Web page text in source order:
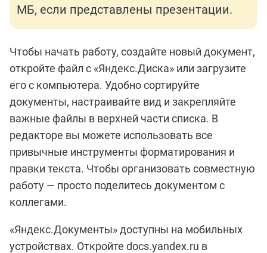
МБ, если представлены презентации.
Чтобы начать работу, создайте новый документ,
откройте файл с «Яндекс.Диска» или загрузите
его с компьютера. Удобно сортируйте
документы, настраивайте вид и закрепляйте
важные файлы в верхней части списка. В
редакторе вы можете использовать все
привычные инструменты форматирования и
правки текста. Чтобы организовать совместную
работу — просто поделитесь документом с
коллегами.
«Яндекс.Документы» доступны на мобильных
устройствах. Откройте docs.yandex.ru в